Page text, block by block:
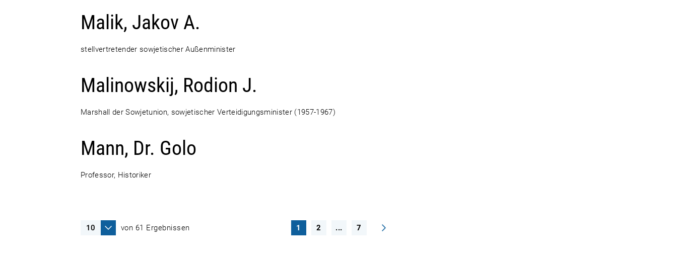
Malik, Jakov A.
stellvertretender sowjetischer Außenminister
Malinowskij, Rodion J.
Marshall der Sowjetunion, sowjetischer Verteidigungsminister (1957-1967)
Mann, Dr. Golo
Professor, Historiker
von 61 Ergebnissen 1 2 ... 7